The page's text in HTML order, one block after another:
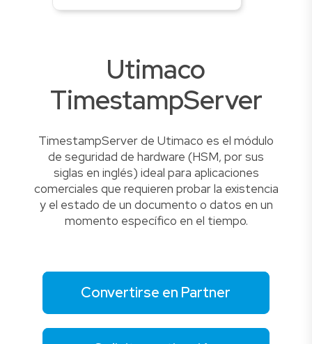
Utimaco
TimestampServer
TimestampServer de Utimaco es el módulo
de seguridad de hardware (HSM, por sus
siglas en inglés) ideal para aplicaciones
comerciales que requieren probar la existencia
y el estado de un documento o datos en un
momento específico en el tiempo.
Convertirse en Partner